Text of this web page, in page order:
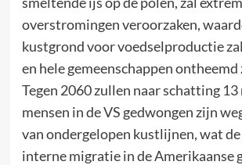
overstromingen veroorzaken,
kustgrond voor voedselproductie
en hele gemeenschappen ontheemd
Tegen 2060 zullen naar schatting
mensen in de VS gedwongen zijn
van ondergelopen kustlijnen, wat
interne migratie in de Amerikaanse